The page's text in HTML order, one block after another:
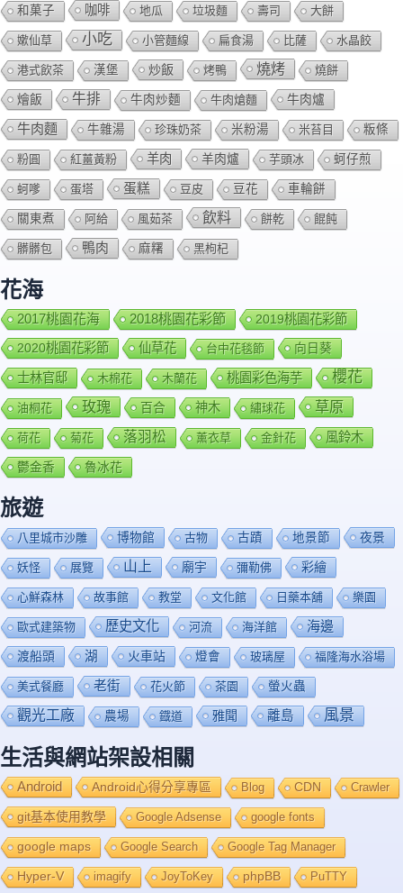
和菓子 咖啡 地瓜 垃圾麵 壽司 大餅
嫰仙草 小吃 小管麵線 扁食湯 比薩 水晶餃
港式飲茶 漢堡 炒飯 烤鴨 燒烤 燒餅
燴飯 牛排 牛肉炒麵 牛肉熗麵 牛肉爐
牛肉麵 牛雜湯 珍珠奶茶 米粉湯 米苔目 粄條
粉圓 紅薑黃粉 羊肉 羊肉爐 芋頭冰 蚵仔煎
蚵嗲 蛋塔 蛋糕 豆皮 豆花 車輪餅
關東煮 阿給 風茹茶 飲料 餅乾 餛飩
髒髒包 鴨肉 麻糬 黑枸杞
花海
2017桃園花海 2018桃園花彩節
2019桃園花彩節
2020桃園花彩節
仙草花 台中花毯節 向日葵
士林官邸 木棉花 木蘭花 桃園彩色海芋 櫻花
油桐花 玫瑰 百合 神木 繡球花 草原
荷花 菊花 落羽松 薰衣草 金針花 風鈴木
鬱金香 魯冰花
旅遊
八里城市沙雕 博物館 古物 古蹟 地景節 夜景
妖怪 展覽 山上 廟宇 彌勒佛 彩繪
心鮮森林 故事館 教堂 文化館 日藥本舖 樂園
歐式建築物 歷史文化 河流 海洋館 海邊
渡船頭 湖 火車站 燈會 玻璃屋 福隆海水浴場
美式餐廳 老街 花火節 茶園 螢火蟲
觀光工廠 農場 鐡道 雅聞 離島 風景
生活與網站架設相關
Android Android心得分享專區 Blog CDN Crawler
git基本使用教學 Google Adsense google fonts
google maps Google Search Google Tag Manager
Hyper-V imagify JoyToKey phpBB PuTTY